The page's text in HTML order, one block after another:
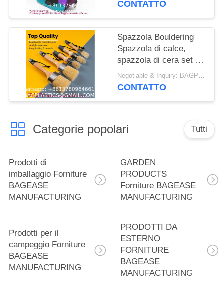
magnetico per dadi e
bulloni
sicuro allenamento
stringa di trazione
chiusura sacchetto di
CONTATTO
Spazzola Bouldering
Spazzola di calce,
spazzola di cera set di
5, spazzole di cera e
vernice di calce per
tutta la pittura e la
Negotiable & Inquiry: BAGPLASTICS@GMAIL.COM WHATSAPP:+8613780964661 MOQ:1
CONTATTO
Categorie popolari Tutti
Prodotti di
imballaggio Forniture
BAGEASE
MANUFACTURING
GARDEN
PRODUCTS
Forniture BAGEASE
MANUFACTURING
Prodotti per il
campeggio Forniture
BAGEASE
MANUFACTURING
PRODOTTI DA
ESTERNO
FORNITURE
BAGEASE
MANUFACTURING